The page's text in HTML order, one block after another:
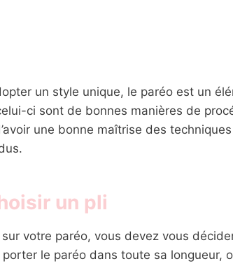
un style unique, le paréo est un
ci sont de bonnes manières de
une bonne maîtrise des
un pli
votre paréo, vous devez vous
porter le paréo dans toute sa longueur,